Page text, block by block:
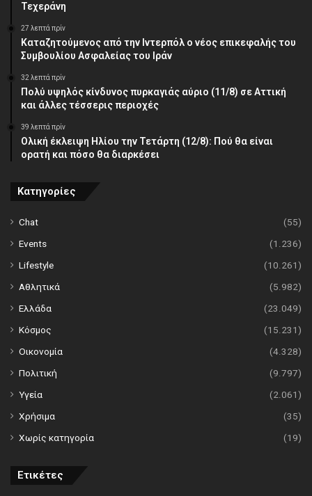
Τεχεράνη
27 λεπτά πρίν
Καταζητούμενος από την Ιντερπόλ ο νέος επικεφαλής του
Συμβουλίου Ασφαλείας του Ιράν
32 λεπτά πρίν
Πολύ υψηλός κίνδυνος πυρκαγιάς αύριο (11/8) σε Αττική
και άλλες τέσσερις περιοχές
39 λεπτά πρίν
Ολική έκλειψη Ηλίου την Τετάρτη (12/8): Πού θα είναι
ορατή και πόσο θα διαρκέσει
Κατηγορίες
Chat
(55)
Events
(1.236)
Lifestyle
(10.261)
Αθλητικά
(5.982)
Ελλάδα
(23.049)
Κόσμος
(15.231)
Οικονομία
(4.328)
Πολιτική
(9.797)
Υγεία
(2.061)
Χρήσιμα
(35)
Χωρίς κατηγορία
(19)
Ετικέτες